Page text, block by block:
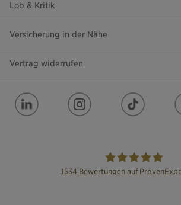
Lob & Kritik
Versicherung in der Nähe
Vertrag widerrufen
1534 Bewertungen auf